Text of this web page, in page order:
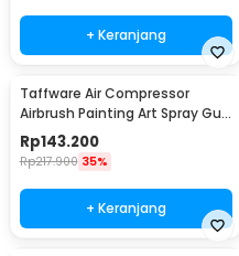
+ Keranjang
Taffware Air Compressor
Airbrush Painting Art Spray Gun
0.3mm 7ml - ARP150
Rp143.200
Rp217.900 35%
+ Keranjang